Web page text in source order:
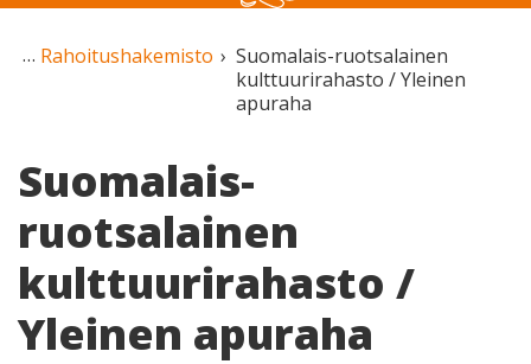
Rahoitushakemisto
Suomalais-ruotsalainen
kulttuurirahasto / Yleinen
apuraha
Suomalais-
ruotsalainen
kulttuurirahasto /
Yleinen apuraha